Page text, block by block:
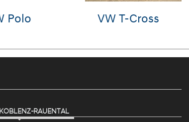
VW Touareg
RAUENTAL